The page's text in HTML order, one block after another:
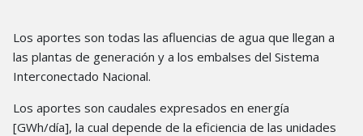
Los aportes son todas las afluencias de agua que llegan a
las plantas de generación y a los embalses del Sistema
Interconectado Nacional.
Los aportes son caudales expresados en energía
[GWh/día], la cual depende de la eficiencia de las unidades